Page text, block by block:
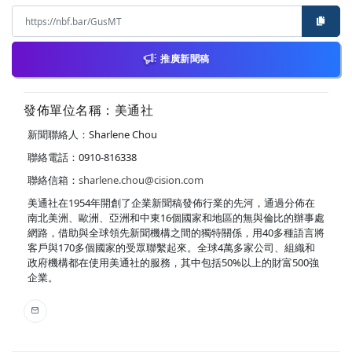
推廣新聞稿
發佈單位名稱：美通社
新聞聯絡人：Sharlene Chou
聯絡電話：0910-816338
聯絡信箱： sharlene.chou@cision.com
美通社在1954年開創了企業新聞稿發佈行業的先河，通過分佈在
南北美洲、歐洲、亞洲和中東16個國家和地區的無與倫比的辦事處
網路，借助與全球領先新聞機構之間的獨特關係，用40多種語言將
客戶與170多個國家的受眾聯繫起來。全球4萬多家公司、組織和
政府機構都在使用美通社的服務，其中包括50%以上的財富500強
企業。